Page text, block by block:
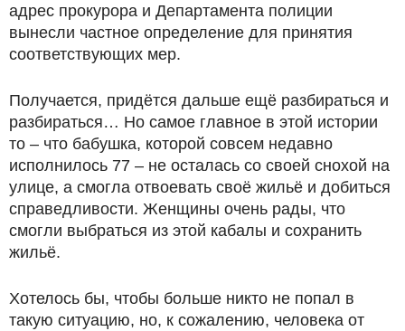
адрес прокурора и Департамента полиции
вынесли частное определение для принятия
соответствующих мер.
Получается, придётся дальше ещё разбираться и
разбираться… Но самое главное в этой истории
то – что бабушка, которой совсем недавно
исполнилось 77 – не осталась со своей снохой на
улице, а смогла отвоевать своё жильё и добиться
справедливости. Женщины очень рады, что
смогли выбраться из этой кабалы и сохранить
жильё.
Хотелось бы, чтобы больше никто не попал в
такую ситуацию, но, к сожалению, человека от